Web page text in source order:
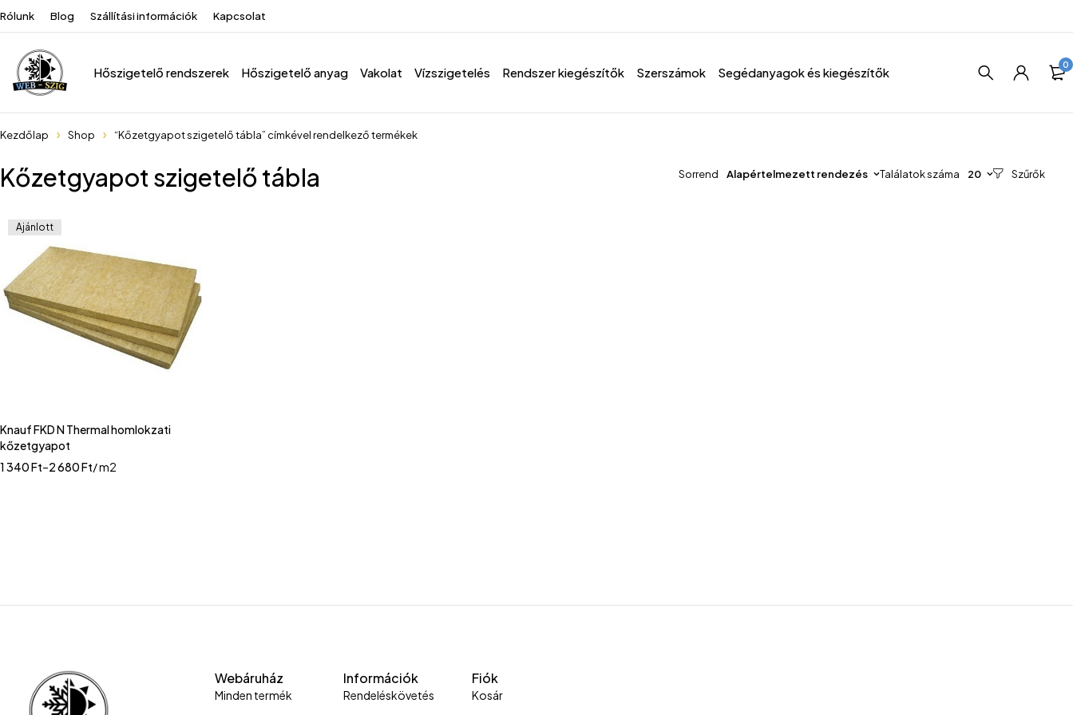
Rólunk Blog Szállítási információk Kapcsolat
Hőszigetelő rendszerek Hőszigetelő anyag Vakolat Vízszigetelés Rendszer kiegészítők Szerszámok Segédanyagok és kiegészítők 0
Kezdőlap Shop “Kőzetgyapot szigetelő tábla” címkével rendelkező termékek
Kőzetgyapot szigetelő tábla Sorrend Alapértelmezett rendezés Találatok száma 20
Ajánlott
Knauf FKD N Thermal homlokzati
kőzetgyapot
1 340Ft–2 680Ft/ m2
Webáruház
Minden termék
Információk
Rendeléskövetés
Fiók
Kosár